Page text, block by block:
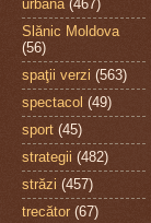
urbană (467)
Slănic Moldova
(56)
spaţii verzi (563)
spectacol (49)
sport (45)
strategii (482)
străzi (457)
trecător (67)